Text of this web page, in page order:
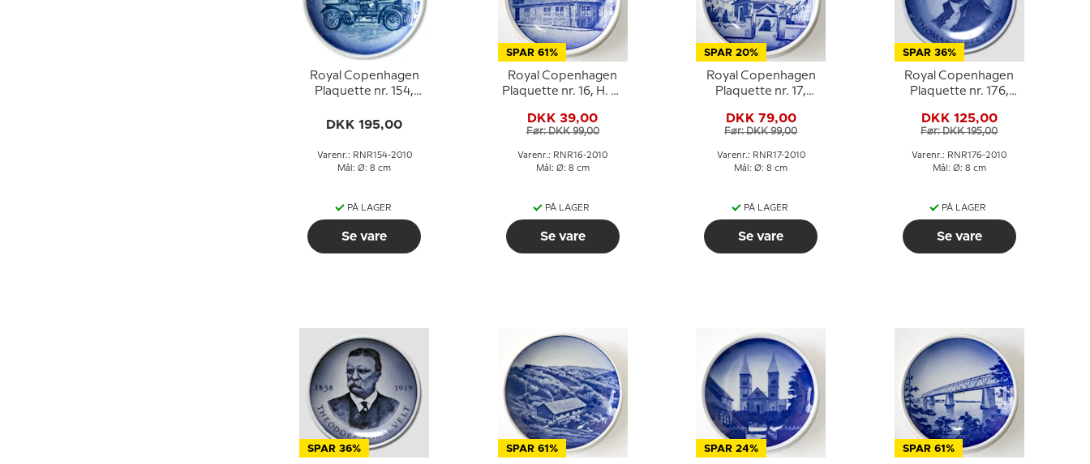
Royal Copenhagen
Plaquette nr. 154,
DKK 195,00
Varenr.: RNR154-2010
Mål: Ø: 8 cm
PÅ LAGER
Se vare
SPAR 61%
Royal Copenhagen
Plaquette nr. 16, H. C.
Odense
DKK 39,00
Før: DKK 99,00
Varenr.: RNR16-2010
Mål: Ø: 8 cm
PÅ LAGER
Se vare
SPAR 20%
Royal Copenhagen
Plaquette nr. 17,
DKK 79,00
Før: DKK 99,00
Varenr.: RNR17-2010
Mål: Ø: 8 cm
PÅ LAGER
Se vare
SPAR 36%
Royal Copenhagen
Plaquette nr. 176,
DKK 125,00
Før: DKK 195,00
Varenr.: RNR176-2010
Mål: Ø: 8 cm
PÅ LAGER
Se vare
SPAR 36% SPAR 61% SPAR 24% SPAR 61%